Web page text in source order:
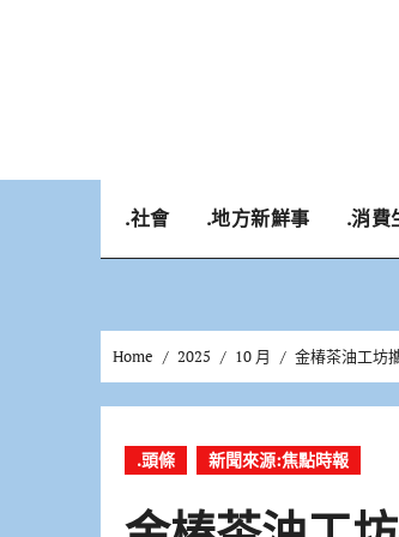
.社會 .地方新鮮事 .消費
Home 2025 10 月 金椿茶油工坊
.頭條 新聞來源:焦點時報